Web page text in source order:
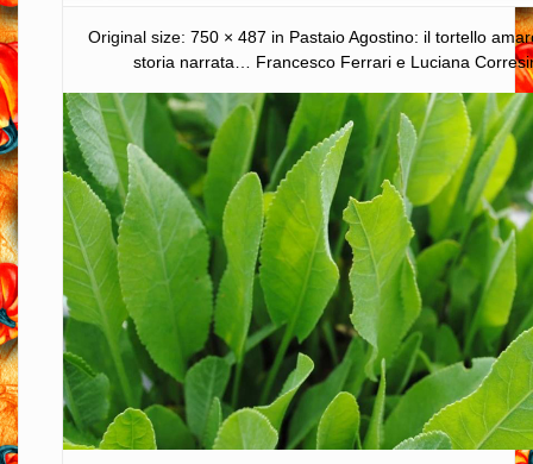
Original size: 750 × 487 in Pastaio Agostino: il tortello
storia narrata… Francesco Ferrari e Luciana